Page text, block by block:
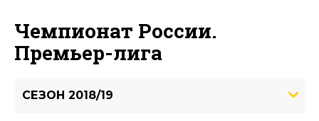
Чемпионат России.
Премьер-лига
СЕЗОН 2018/19